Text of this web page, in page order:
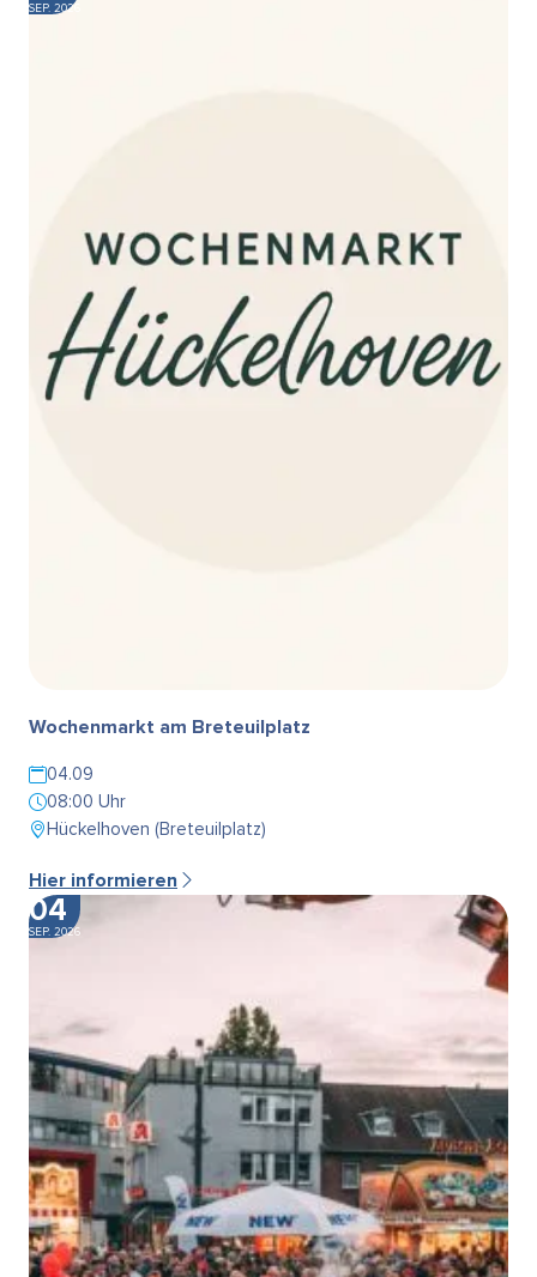
SEP. 2026
Wochenmarkt am Breteuilplatz
04.09
08:00 Uhr
Hückelhoven (Breteuilplatz)
Hier informieren
04
SEP. 2026